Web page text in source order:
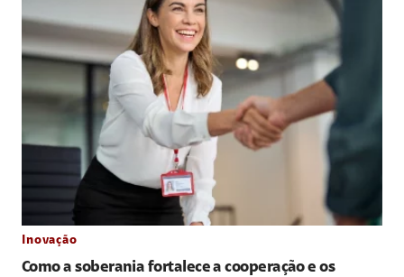
Inovação
Como a soberania fortalece a cooperação e os